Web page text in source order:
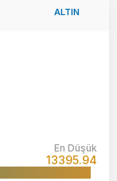
ALTIN
En Düşük
13395.94